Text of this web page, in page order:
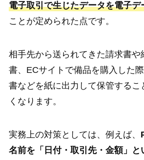
電子取引で生じたデータを電子デ
ことが定められた点です。
相手先から送られてきた請求書や
書、ECサイトで備品を購入した
書などを紙に出力して保管するこ
くなります。
実務上の対策としては、例えば、
名前を「日付・取引先・金額」と